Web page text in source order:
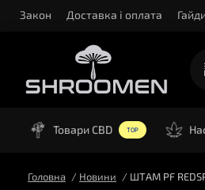
Закон Доставка і оплата Гайди
Товари CBD TOP
Головна Новини ШТАМ PF